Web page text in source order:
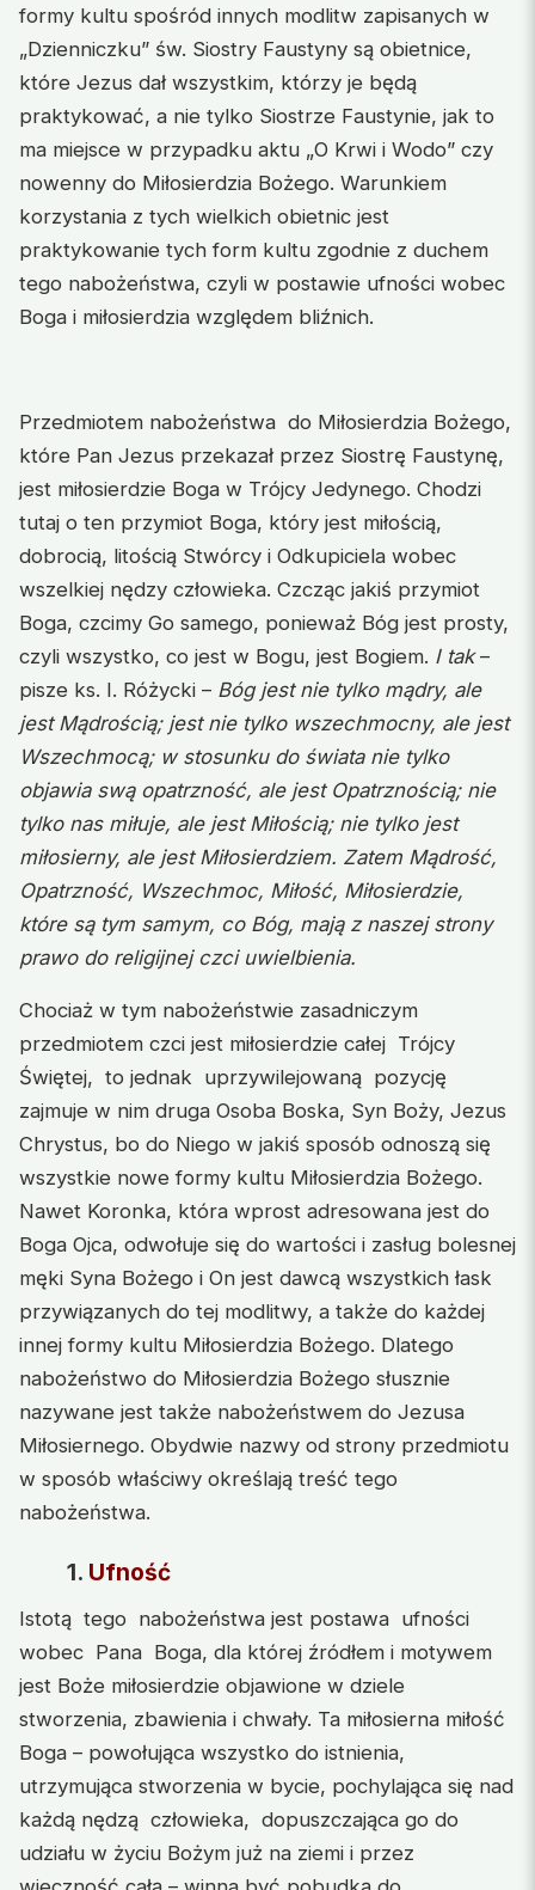
formy kultu spośród innych modlitw zapisanych w
„Dzienniczku” św. Siostry Faustyny są obietnice,
które Jezus dał wszystkim, którzy je będą
praktykować, a nie tylko Siostrze Faustynie, jak to
ma miejsce w przypadku aktu „O Krwi i Wodo” czy
nowenny do Miłosierdzia Bożego. Warunkiem
korzystania z tych wielkich obietnic jest
praktykowanie tych form kultu zgodnie z duchem
tego nabożeństwa, czyli w postawie ufności wobec
Boga i miłosierdzia względem bliźnich.
Przedmiotem nabożeństwa do Miłosierdzia Bożego,
które Pan Jezus przekazał przez Siostrę Faustynę,
jest miłosierdzie Boga w Trójcy Jedynego. Chodzi
tutaj o ten przymiot Boga, który jest miłością,
dobrocią, litością Stwórcy i Odkupiciela wobec
wszelkiej nędzy człowieka. Czcząc jakiś przymiot
Boga, czcimy Go samego, ponieważ Bóg jest prosty,
czyli wszystko, co jest w Bogu, jest Bogiem. I tak–
pisze ks. I. Różycki – Bóg jest nie tylko mądry, ale
jest Mądrością; jest nie tylko wszechmocny, ale jest
Wszechmocą; w stosunku do świata nie tylko
objawia swą opatrzność, ale jest Opatrznością; nie
tylko nas miłuje, ale jest Miłością; nie tylko jest
miłosierny, ale jest Miłosierdziem. Zatem Mądrość,
Opatrzność, Wszechmoc, Miłość, Miłosierdzie,
które są tym samym, co Bóg, mają z naszej strony
prawo do religijnej czci uwielbienia.
Chociaż w tym nabożeństwie zasadniczym
przedmiotem czci jest miłosierdzie całej Trójcy
Świętej, to jednak uprzywilejowaną pozycję
zajmuje w nim druga Osoba Boska, Syn Boży, Jezus
Chrystus, bo do Niego w jakiś sposób odnoszą się
wszystkie nowe formy kultu Miłosierdzia Bożego.
Nawet Koronka, która wprost adresowana jest do
Boga Ojca, odwołuje się do wartości i zasług bolesnej
męki Syna Bożego i On jest dawcą wszystkich łask
przywiązanych do tej modlitwy, a także do każdej
innej formy kultu Miłosierdzia Bożego. Dlatego
nabożeństwo do Miłosierdzia Bożego słusznie
nazywane jest także nabożeństwem do Jezusa
Miłosiernego. Obydwie nazwy od strony przedmiotu
w sposób właściwy określają treść tego
nabożeństwa.
1. Ufność
Istotą tego nabożeństwa jest postawa ufności
wobec Pana Boga, dla której źródłem i motywem
jest Boże miłosierdzie objawione w dziele
stworzenia, zbawienia i chwały. Ta miłosierna miłość
Boga – powołująca wszystko do istnienia,
utrzymująca stworzenia w bycie, pochylająca się nad
każdą nędzą człowieka, dopuszczająca go do
udziału w życiu Bożym już na ziemi i przez